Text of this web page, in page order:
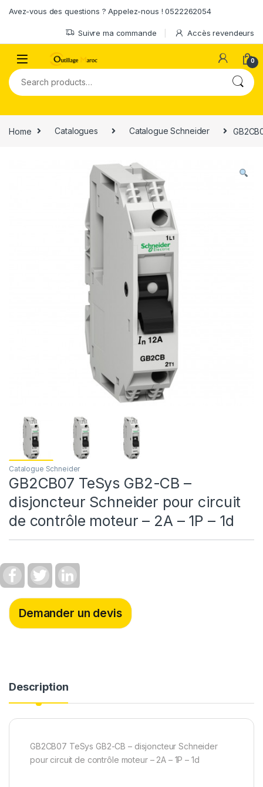
Avez-vous des questions ? Appelez-nous ! 0522262054
Suivre ma commande Accès revendeurs
0
Search for:
Home Catalogues Catalogue Schneider
Catalogue Schneider
GB2CB07 TeSys GB2-CB –
disjoncteur Schneider pour circuit
de contrôle moteur – 2A – 1P – 1d
c
e
b
o
o
i
t
t
e
r
n
k
e
d
I
Demander un devis
Description
GB2CB07 TeSys GB2-CB – disjoncteur Schneider
pour circuit de contrôle moteur – 2A – 1P – 1d